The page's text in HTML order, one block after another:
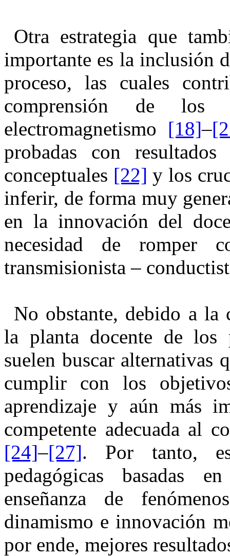
Otra estrategia que
importante es la inclusión
proceso, las cuales
comprensión de los
electromagnetismo [18]–
probadas con
conceptuales [22] y los
inferir, de forma muy
en la innovación del
necesidad de romper
transmisionista –
No obstante, debido a la
la planta docente de los
suelen buscar alternativas
cumplir con los
aprendizaje y aún más
competente adecuada al
[24]–[27]⁠. Por tanto, es
pedagógicas basadas
enseñanza de
dinamismo e innovación
por ende, mejores